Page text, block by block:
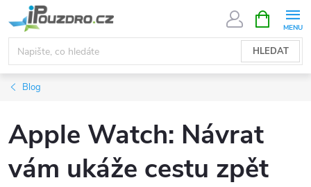
na
obsah
HLEDAT
NÁKUPNÍ
KOŠÍK
Blog
Apple Watch: Návrat
vám ukáže cestu zpět